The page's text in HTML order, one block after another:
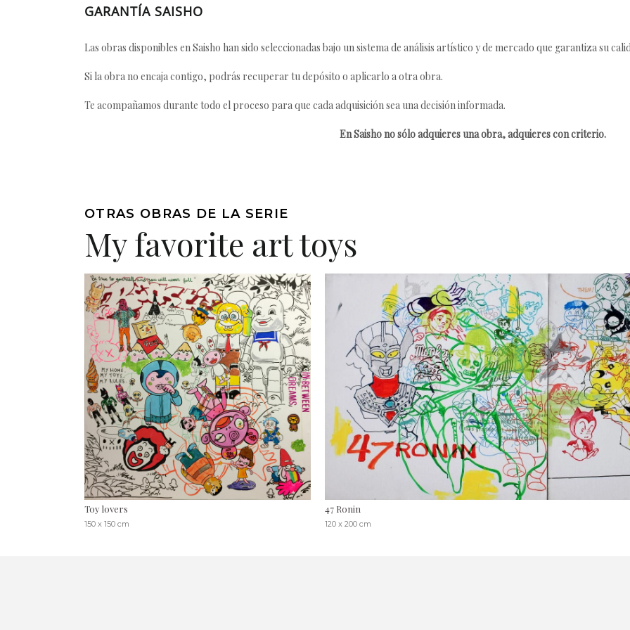
GARANTÍA SAISHO
Las obras disponibles en Saisho han sido seleccionadas bajo un sistema de análisis artístico y de mercado que garantiza su
Si la obra no encaja contigo, podrás recuperar tu depósito o aplicarlo a otra obra.
Te acompañamos durante todo el proceso para que cada adquisición sea una decisión informada.
En Saisho no sólo adquieres una obra, adquieres con criterio.
OTRAS OBRAS DE LA SERIE
My favorite art toys
Toy lovers
150 x 150 cm
47 Ronin
120 x 200 cm